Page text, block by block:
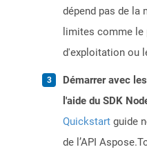
dépend pas de la
limites comme
d'exploitation ou
Démarrer avec
l'aide du SDK
Quickstart guide
de l’API